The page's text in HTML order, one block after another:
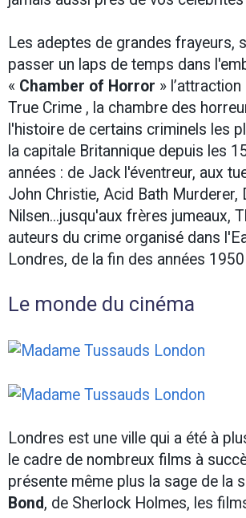
Les adeptes de grandes frayeurs,
passer un laps de temps dans
« Chamber of Horror »
True Crime , la chambre des
l'histoire de certains criminels les
la capitale Britannique depuis les
années : de Jack l'éventreur, aux
John Christie, Acid Bath Murderer,
Nilsen...jusqu'aux frères jumeaux,
auteurs du crime organisé dans
Londres, de la fin des années 1950
Le monde du cinéma
Londres est une ville qui a été à
le cadre de nombreux films à
présente même plus la sage de la
Bond, de Sherlock Holmes, les